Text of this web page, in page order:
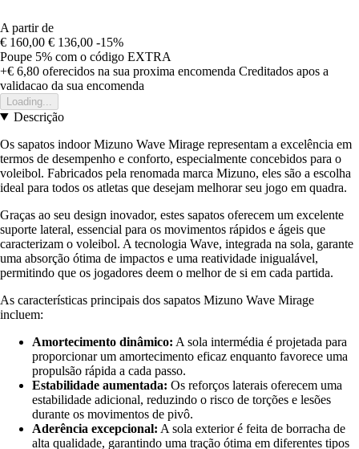
A partir de
€ 160,00 € 136,00 -15%
Poupe 5% com o código EXTRA
+€ 6,80 oferecidos na sua proxima encomenda Creditados apos a
validacao da sua encomenda
Loading...
Descrição
Os sapatos indoor Mizuno Wave Mirage representam a excelência em
termos de desempenho e conforto, especialmente concebidos para o
voleibol. Fabricados pela renomada marca Mizuno, eles são a escolha
ideal para todos os atletas que desejam melhorar seu jogo em quadra.
Graças ao seu design inovador, estes sapatos oferecem um excelente
suporte lateral, essencial para os movimentos rápidos e ágeis que
caracterizam o voleibol. A tecnologia Wave, integrada na sola, garante
uma absorção ótima de impactos e uma reatividade inigualável,
permitindo que os jogadores deem o melhor de si em cada partida.
As características principais dos sapatos Mizuno Wave Mirage
incluem:
Amortecimento dinâmico: A sola intermédia é projetada para
proporcionar um amortecimento eficaz enquanto favorece uma
propulsão rápida a cada passo.
Estabilidade aumentada: Os reforços laterais oferecem uma
estabilidade adicional, reduzindo o risco de torções e lesões
durante os movimentos de pivô.
Aderência excepcional: A sola exterior é feita de borracha de
alta qualidade, garantindo uma tração ótima em diferentes tipos